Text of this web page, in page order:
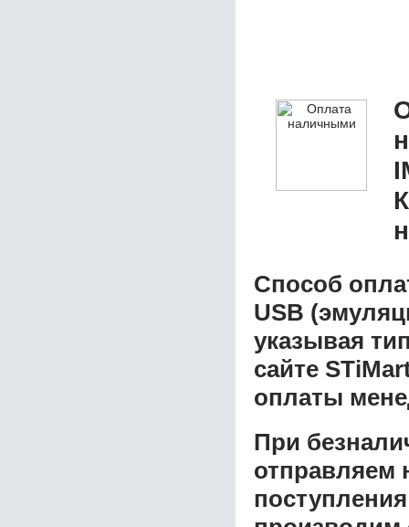
Способ
USB
указывая
сайте
оплаты
При
отправляем